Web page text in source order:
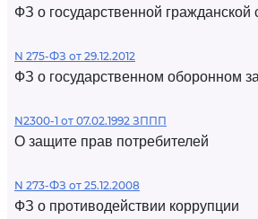
ФЗ о государственной гражданской
N 275-ФЗ от 29.12.2012
ФЗ о государственном оборонном
N2300-1 от 07.02.1992 ЗППП
О защите прав потребителей
N 273-ФЗ от 25.12.2008
ФЗ о противодействии коррупции